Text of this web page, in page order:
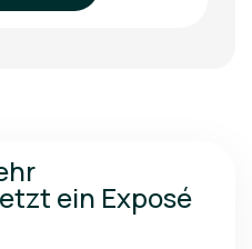
ein Exposé